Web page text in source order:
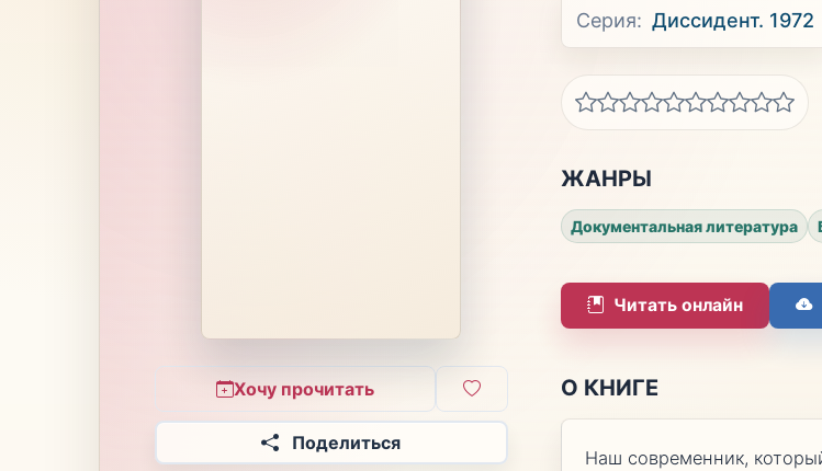
Хочу прочитать
Поделиться
Серия: Диссидент. 1972
ЖАНРЫ
Документальная литература
Читать онлайн
О КНИГЕ
Наш современник,